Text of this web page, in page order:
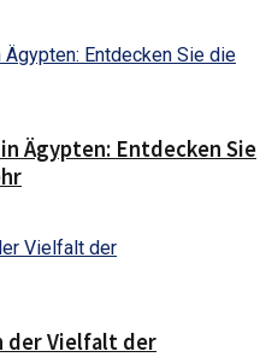
Ägypten: Entdecken Sie
der Vielfalt der